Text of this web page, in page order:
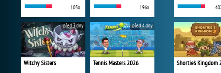
105x 196x
Witchy Sisters
před 3 dny
Tennis Masters 2026
před 4 dny
Shortie's Kingdom